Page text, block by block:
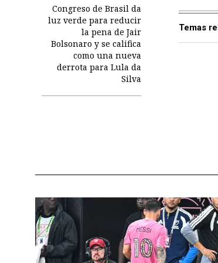
Congreso de Brasil da
luz verde para reducir
la pena de Jair
Bolsonaro y se califica
como una nueva
derrota para Lula da
Silva
Temas